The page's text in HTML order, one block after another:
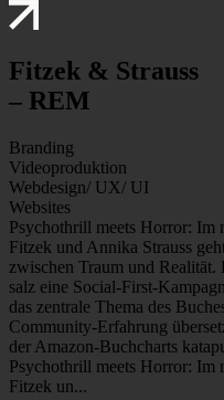
Fitzek & Strauss
– REM
Branding
Videoproduktion
Webdesign/ UX/ UI
Websites
Psychothrill meets Horror: Im
Fitzek und Annika Strauss
zwischen Traum und
salz eine Social-First-
das zentrale Thema des
Community-Erfahrung
der Amazon-Buchcharts
Psychothrill meets Horror: Im
Fitzek un...